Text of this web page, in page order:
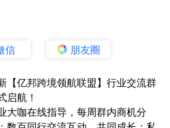
信 朋友圈
【亿邦跨境领航联盟】行业交流群
启航！
大咖在线指导，每周群内商机分